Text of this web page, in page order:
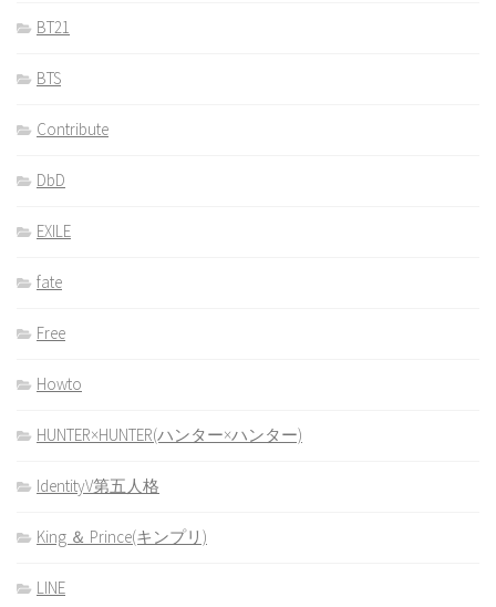
BT21
BTS
Contribute
DbD
EXILE
fate
Free
Howto
HUNTER×HUNTER(ハンター×ハンター)
IdentityV第五人格
King ＆ Prince(キンプリ)
LINE